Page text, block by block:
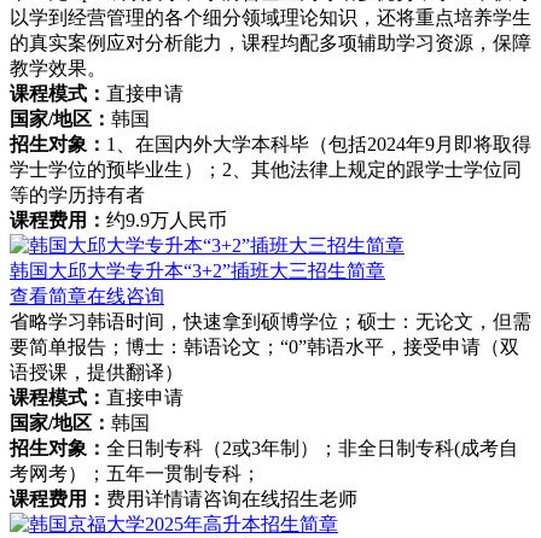
以学到经营管理的各个细分领域理论知识，还将重点培养学生
的真实案例应对分析能力，课程均配多项辅助学习资源，保障
教学效果。
课程模式： 直接申请
国家/地区： 韩国
招生对象： 1、在国内外大学本科毕（包括2024年9月即将取得
学士学位的预毕业生）；2、其他法律上规定的跟学士学位同
等的学历持有者
课程费用： 约9.9万人民币
韩国大邱大学专升本“3+2”插班大三招生简章
查看简章在线咨询
省略学习韩语时间，快速拿到硕博学位；硕士：无论文，但需
要简单报告；博士：韩语论文；“0”韩语水平，接受申请（双
语授课，提供翻译）
课程模式： 直接申请
国家/地区： 韩国
招生对象： 全日制专科（2或3年制）；非全日制专科(成考自
考网考）；五年一贯制专科；
课程费用： 费用详情请咨询在线招生老师